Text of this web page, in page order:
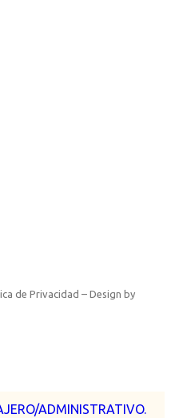
ADMINISTRATIVO.
de Privacidad – Design by